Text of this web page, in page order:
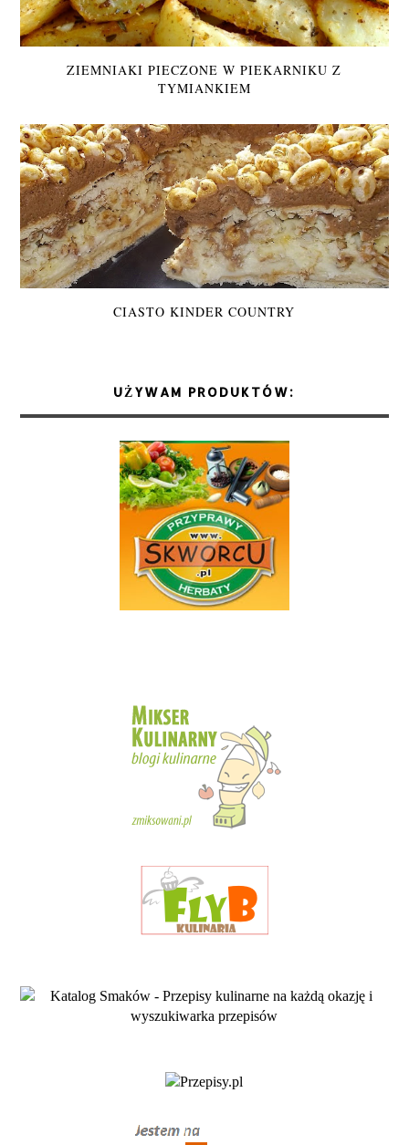
ZIEMNIAKI PIECZONE W PIEKARNIKU Z
TYMIANKIEM
CIASTO KINDER COUNTRY
UŻYWAM PRODUKTÓW: